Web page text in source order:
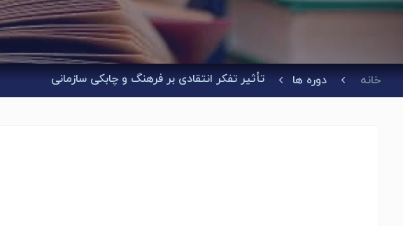
خانه دوره ها تأثیر تفکر انتقادی بر فرهنگ و چابکی سازمانی